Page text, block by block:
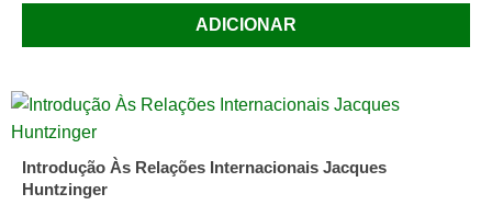
ADICIONAR
Introdução Às Relações Internacionais Jacques
Huntzinger